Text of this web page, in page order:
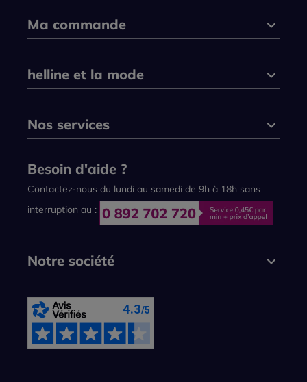
Ma commande
helline et la mode
Nos services
Besoin d'aide ?
Contactez-nous du lundi au samedi de 9h à 18h sans
interruption au :
Notre société